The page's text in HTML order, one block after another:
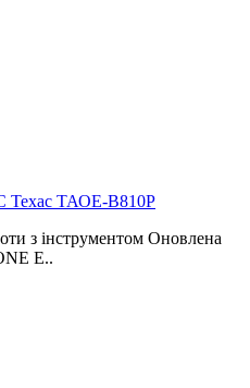
Техас ТАОЕ-B810P
з інструментом Оновлена
E..